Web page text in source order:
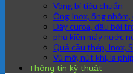
Vòng bi tiêu chuẩn
Ống Inox, ống
Dây curoa, dầu bôi
phụ kiện máy nước
Quả cầu thép, Inox,
Vú mỡ, nút khí, lá
Thông tin kỹ thuật